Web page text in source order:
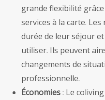
grande flexibilité
services à la carte.
durée de leur séjour
utiliser. Ils peuvent
changements de
professionnelle.
Économies: Le